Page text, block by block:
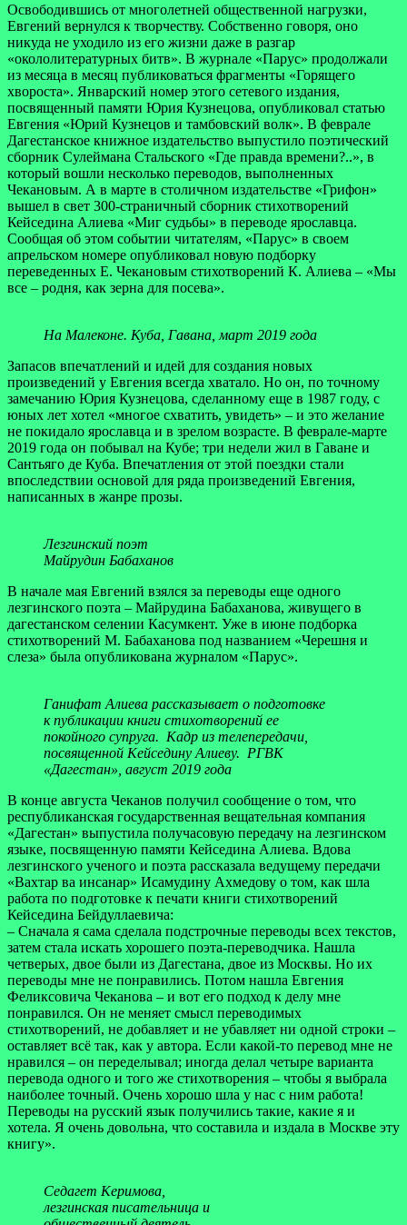
Освободившись от многолетней общественной нагрузки,
Евгений вернулся к творчеству. Собственно говоря, оно
никуда не уходило из его жизни даже в разгар
«окололитературных битв». В журнале «Парус» продолжали
из месяца в месяц публиковаться фрагменты «Горящего
хвороста». Январский номер этого сетевого издания,
посвященный памяти Юрия Кузнецова, опубликовал статью
Евгения «Юрий Кузнецов и тамбовский волк». В феврале
Дагестанское книжное издательство выпустило поэтический
сборник Сулеймана Стальского «Где правда времени?..», в
который вошли несколько переводов, выполненных
Чекановым. А в марте в столичном издательстве «Грифон»
вышел в свет 300-страничный сборник стихотворений
Кейседина Алиева «Миг судьбы» в переводе ярославца.
Сообщая об этом событии читателям, «Парус» в своем
апрельском номере опубликовал новую подборку
переведенных Е. Чекановым стихотворений К. Алиева – «Мы
все – родня, как зерна для посева».
На Малеконе. Куба, Гавана, март 2019 года
Запасов впечатлений и идей для создания новых
произведений у Евгения всегда хватало. Но он, по точному
замечанию Юрия Кузнецова, сделанному еще в 1987 году, с
юных лет хотел «многое схватить, увидеть» – и это желание
не покидало ярославца и в зрелом возрасте. В феврале-марте
2019 года он побывал на Кубе; три недели жил в Гаване и
Сантьяго де Куба. Впечатления от этой поездки стали
впоследствии основой для ряда произведений Евгения,
написанных в жанре прозы.
Лезгинский поэт
Майрудин Бабаханов
В начале мая Евгений взялся за переводы еще одного
лезгинского поэта – Майрудина Бабаханова, живущего в
дагестанском селении Касумкент. Уже в июне подборка
стихотворений М. Бабаханова под названием «Черешня и
слеза» была опубликована журналом «Парус».
Ганифат Алиева рассказывает о подготовке
к публикации книги стихотворений ее
покойного супруга. Кадр из телепередачи,
посвященной Кейседину Алиеву. РГВК
«Дагестан», август 2019 года
В конце августа Чеканов получил сообщение о том, что
республиканская государственная вещательная компания
«Дагестан» выпустила получасовую передачу на лезгинском
языке, посвященную памяти Кейседина Алиева. Вдова
лезгинского ученого и поэта рассказала ведущему передачи
«Вахтар ва инсанар» Исамудину Ахмедову о том, как шла
работа по подготовке к печати книги стихотворений
Кейседина Бейдуллаевича:
– Сначала я сама сделала подстрочные переводы всех текстов,
затем стала искать хорошего поэта-переводчика. Нашла
четверых, двое были из Дагестана, двое из Москвы. Но их
переводы мне не понравились. Потом нашла Евгения
Феликсовича Чеканова – и вот его подход к делу мне
понравился. Он не меняет смысл переводимых
стихотворений, не добавляет и не убавляет ни одной строки –
оставляет всё так, как у автора. Если какой-то перевод мне не
нравился – он переделывал; иногда делал четыре варианта
перевода одного и того же стихотворения – чтобы я выбрала
наиболее точный. Очень хорошо шла у нас с ним работа!
Переводы на русский язык получились такие, какие я и
хотела. Я очень довольна, что составила и издала в Москве эту
книгу».
Седагет Керимова,
лезгинская писательница и